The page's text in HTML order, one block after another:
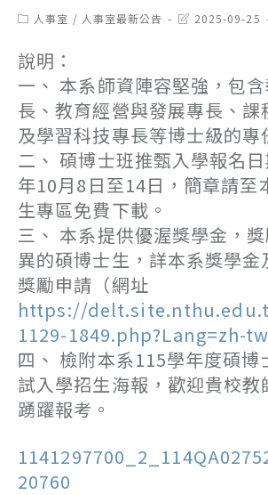
Post人事室 / 人事室最新公告
Post2025-09-25
說明：
一、 本系師資陣容堅強，包
長、教育經營與發展專長、課
及學習科技專長等博士級的專
二、 碩博士班推甄入學報名
年10月8日至14日，簡章請
生專區免費下載。
三、 本系提供優渥獎學金，
異的碩博士生，詳本系獎學
獎勵申請（網址
https://
1129-1849.php?Lang=zh-tw
四、 檢附本系115學年度碩博
試入學招生海報，歡迎貴校教
踴躍報考。
20760